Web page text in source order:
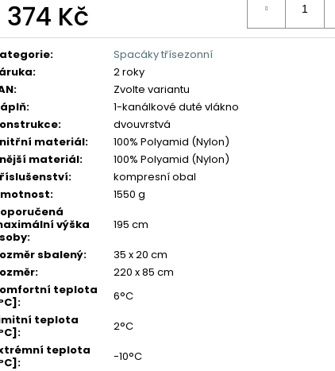
374 Kč
:
Spacáky třísezonní
:
2 roky
:
Zvolte variantu
:
1-kanálkové duté vlákno
:
dvouvrstvá
materiál:
100% Polyamid (Nylon)
materiál:
100% Polyamid (Nylon)
:
kompresní obal
:
1550 g
výška
:
195 cm
sbalený:
35 x 20 cm
:
220 x 85 cm
teplota
:
6°C
teplota
:
2°C
teplota
: -10°C